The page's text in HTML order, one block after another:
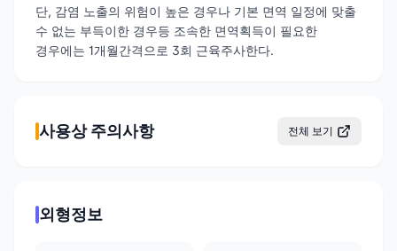
단, 감염 노출의 위험이 높은 경우나 기본 면역 일정에 맞출
수 없는 부득이한 경우등 조속한 면역획득이 필요한
경우에는 1개월간격으로 3회 근육주사한다.
사용상 주의사항 전체 보기
외형정보